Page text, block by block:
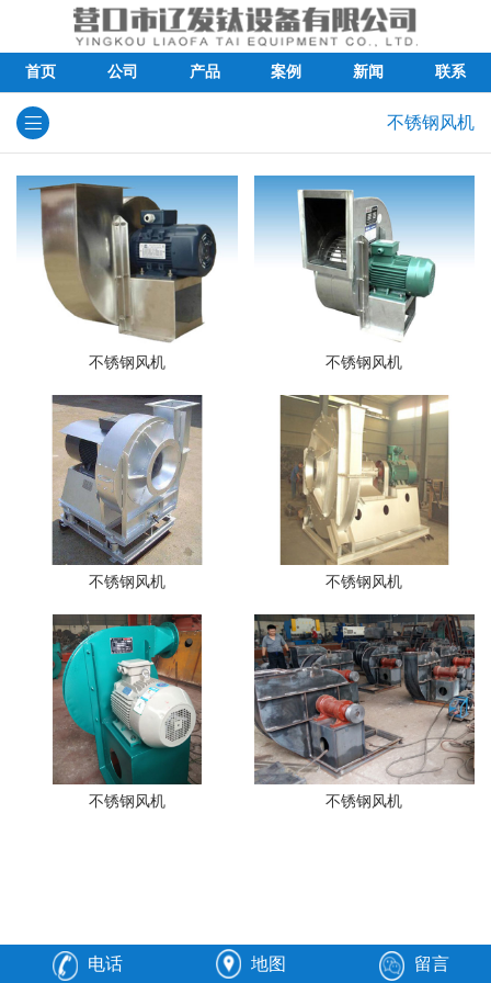
首页 公司 产品 案例 新闻 联系
不锈钢风机
不锈钢风机 不锈钢风机
不锈钢风机 不锈钢风机
不锈钢风机 不锈钢风机
电话 地图 留言